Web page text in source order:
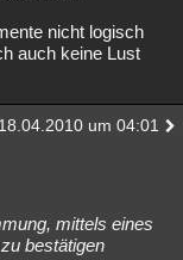
nicht logisch
auch keine Lust
18.04.2010 um 04:01
mittels eines
bestätigen